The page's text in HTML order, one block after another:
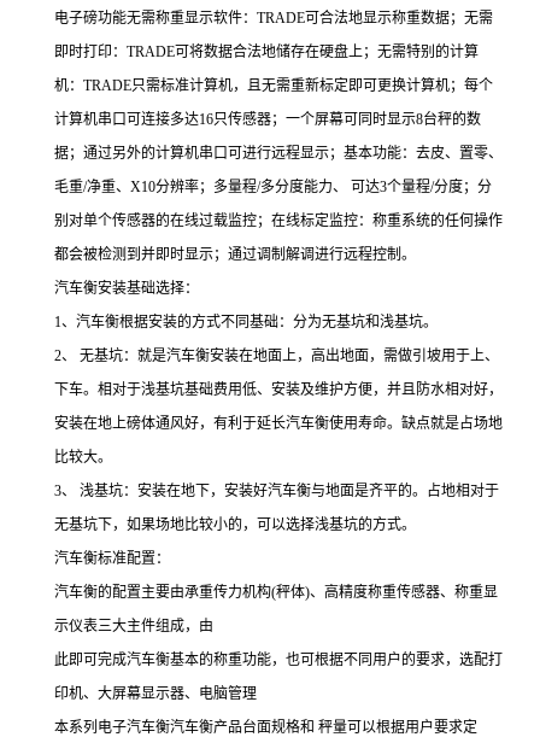
电子磅功能无需称重显示软件：TRADE可合法地显示称重数据；无需
即时打印：TRADE可将数据合法地储存在硬盘上；无需特别的计算
机：TRADE只需标准计算机，且无需重新标定即可更换计算机；每个
计算机串口可连接多达16只传感器；一个屏幕可同时显示8台秤的数
据；通过另外的计算机串口可进行远程显示；基本功能：去皮、置零、
毛重/净重、X10分辨率；多量程/多分度能力、 可达3个量程/分度；分
别对单个传感器的在线过载监控；在线标定监控：称重系统的任何操作
都会被检测到并即时显示；通过调制解调进行远程控制。
汽车衡安装基础选择：
1、汽车衡根据安装的方式不同基础：分为无基坑和浅基坑。
2、 无基坑：就是汽车衡安装在地面上，高出地面，需做引坡用于上、
下车。相对于浅基坑基础费用低、安装及维护方便，并且防水相对好，
安装在地上磅体通风好，有利于延长汽车衡使用寿命。缺点就是占场地
比较大。
3、 浅基坑：安装在地下，安装好汽车衡与地面是齐平的。占地相对于
无基坑下，如果场地比较小的，可以选择浅基坑的方式。
汽车衡标准配置：
汽车衡的配置主要由承重传力机构(秤体)、高精度称重传感器、称重显
示仪表三大主件组成，由
此即可完成汽车衡基本的称重功能，也可根据不同用户的要求，选配打
印机、大屏幕显示器、电脑管理
本系列电子汽车衡汽车衡产品台面规格和 秤量可以根据用户要求定